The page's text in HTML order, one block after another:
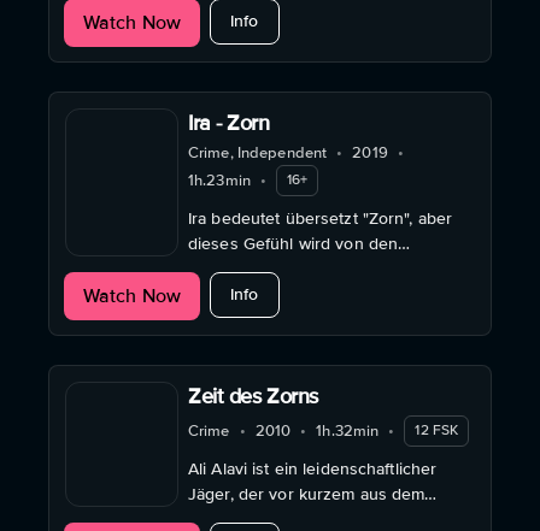
Watch Now Infoabout Ein Geheimnis
Ira - Zorn
Crime, Independent • 2019 •
1h.23min • 16+
Ira bedeutet übersetzt "Zorn", aber
dieses Gefühl wird von den
Hauptfiguren, die am Rande der
Gesellschaft leben, wenig zum
Ausdruck gebracht.
Watch Now Infoabout Ira - Zorn
Zeit des Zorns
Crime • 2010 • 1h.32min • 12 FSK
Ali Alavi ist ein leidenschaftlicher
Jäger, der vor kurzem aus dem
Gefängnis entlassene wurde. Bei